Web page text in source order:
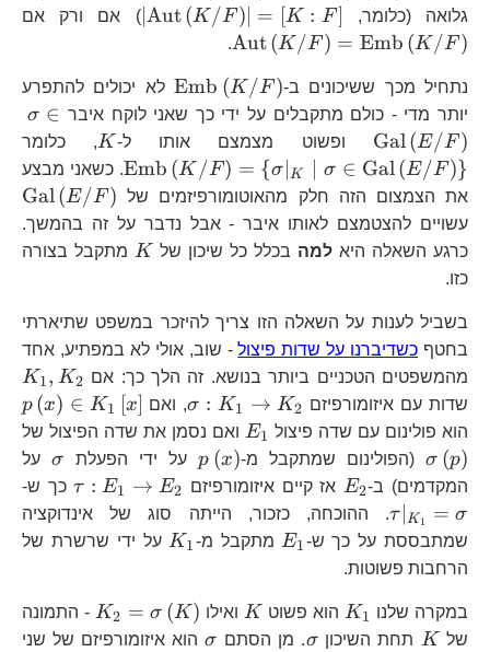
גלואה (כלומר, ∣ Aut(K /F) = [K : F] ) אם ורק אם
Aut(K /F) = Emb (K /F )
.
נתחיל מכך ששיכונים ב- Emb (K/F )
לא יכולים להתפרע
יותר מדי - כולם מתקבלים על ידי כך שאני לוקח איבר
σ ∈
Gal(E/F ) ופשוט מצמצם אותו ל- K
K, כלומר
Emb (K /F) = {σ K σ ∈ Gal(E/F )}
. כשאני מבצע
את הצמצום הזה חלק מהאוטומורפיזמים של
Gal(E/F )
עשויים להצטמצם לאותו איבר - אבל נדבר על זה בהמשך.
כרגע השאלה היא למה בכלל כל שיכון של K
K מתקבל בצורה
כזו.
בשביל לענות על השאלה הזו צריך להיזכר במשפט שתיארתי
בחטף כשדיברנו על שדות פיצול- שוב, אולי לא במפתיע, אחד
מהמשפטים הטכניים ביותר בנושא. זה הלך כך: אם
K1, K2
שדות עם איזומורפיזם
\sigma:K_{1}\to
K_{2}
σ : K1 → K2 , ואם p (x) ∈ K1 [x]
הוא פולינום עם שדה פיצולE_{1}
E1 ואם נסמן את שדה הפיצול של
σ (p) (הפולינום שמתקבל מ-
p\left(x\right)
p (x) על ידי הפעלת σעל
המקדמים) ב-
E_{2} E2 אז קיים איזומורפיזם
E_{2}
τ : E1 → E2 כך ש-
τ K1 = σ
. ההוכחה, כזכור, הייתה סוג של אינדוקציה
שמתבססת על כך ש-
E_{1} E1 מתקבל מ- K_{1}
K1
על ידי שרשרת של
הרחבות פשוטות.
במקרה שלנו K_{1} K1 הוא פשוט K
K ואילו K2 = σ (K)
- התמונה
של
K K תחת השיכון \sigma σ. מן הסתם\sigma
σהוא איזומורפיזם של שני